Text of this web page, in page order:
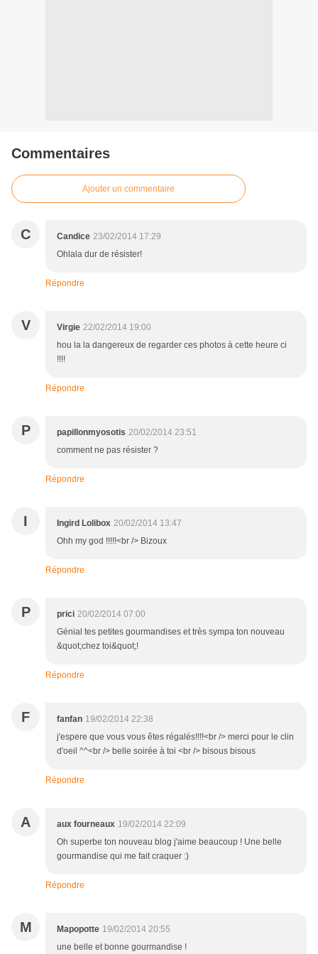
Commentaires
Ajouter un commentaire
C Candice 23/02/2014 17:29
Ohlala dur de résister!
Répondre
V Virgie 22/02/2014 19:00
hou la la dangereux de regarder ces photos à cette heure ci
!!!!
Répondre
P papillonmyosotis 20/02/2014 23:51
comment ne pas résister ?
Répondre
I Ingird Lolibox 20/02/2014 13:47
Ohh my god !!!!!<br /> Bizoux
Répondre
P prici 20/02/2014 07:00
Génial tes petites gourmandises et très sympa ton nouveau
&quot;chez toi&quot;!
Répondre
F fanfan 19/02/2014 22:38
j'espere que vous vous êtes régalés!!!!<br /> merci pour le clin
d'oeil ^^<br /> belle soirée à toi <br /> bisous bisous
Répondre
A aux fourneaux 19/02/2014 22:09
Oh superbe ton nouveau blog j'aime beaucoup ! Une belle
gourmandise qui me fait craquer :)
Répondre
M Mapopotte 19/02/2014 20:55
une belle et bonne gourmandise !